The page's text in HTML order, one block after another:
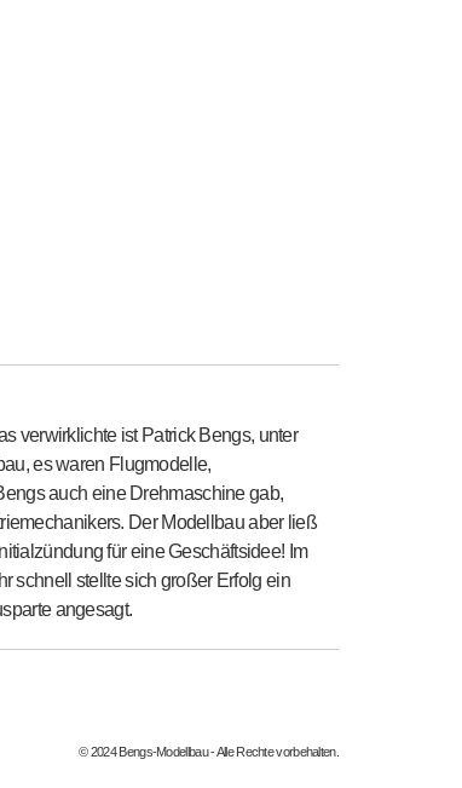
verwirklichte ist Patrick Bengs, unter
es waren Flugmodelle,
auch eine Drehmaschine gab,
Der Modellbau aber ließ
für eine Geschäftsidee! Im
schnell stellte sich großer Erfolg ein
angesagt.
© 2024 Bengs-Modellbau - Alle Rechte vorbehalten.